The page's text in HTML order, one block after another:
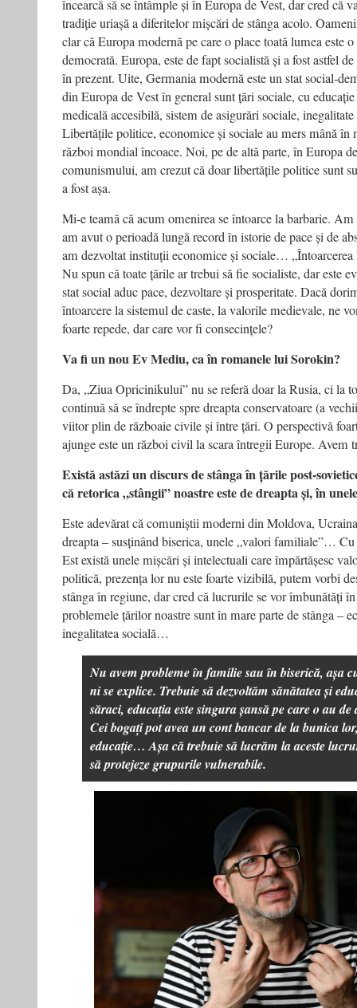
încearcă să se întâmple și în Europa de Vest, dar cred că
tradiție uriașă a diferitelor mișcări de stânga acolo.
clar că Europa modernă pe care o place toată lumea este
democrată. Europa, este de fapt socialistă și a fost astfel
în prezent. Uite, Germania modernă este un stat social-
din Europa de Vest în general sunt țări sociale, cu
medicală accesibilă, sistem de asigurări sociale,
Libertățile politice, economice și sociale au mers mână în
război mondial încoace. Noi, pe de altă parte, în Europa
comunismului, am crezut că doar libertățile politice sunt
a fost așa.
Mi-e teamă că acum omenirea se întoarce la barbarie.
am avut o perioadă lungă record în istorie de pace și de
am dezvoltat instituții economice și sociale… „Întoarcerea
Nu spun că toate țările ar trebui să fie socialiste, dar este
stat social aduc pace, dezvoltare și prosperitate. Dacă
întoarcere la sistemul de caste, la valorile medievale, ne
foarte repede, dar care vor fi consecințele?
Va fi un nou Ev Mediu, ca în romanele lui Sorokin?
Da, „Ziua Opricinikului” nu se referă doar la Rusia, ci la
continuă să se îndrepte spre dreapta conservatoare (a
viitor plin de războaie civile și între țări. O perspectivă
ajunge este un război civil la scara întregii Europe. Avem
Există astăzi un discurs de stânga în țările post-
că retorica „stângii” noastre este de dreapta și, în
Este adevărat că comuniștii moderni din Moldova,
dreapta – susținând biserica, unele „valori familiale”… Cu
Est există unele mișcări și intelectuali care împărtășesc
politică, prezența lor nu este foarte vizibilă, putem vorbi
stânga în regiune, dar cred că lucrurile se vor îmbunătăți
problemele țărilor noastre sunt în mare parte de stânga –
inegalitatea socială…
Nu avem probleme în familie sau în biserică, așa
ni se explice. Trebuie să dezvoltăm sănătatea și
săraci, educația este singura șansă pe care o au
Cei bogați pot avea un cont bancar de la bunica
educație… Așa că trebuie să lucrăm la aceste
să protejeze grupurile vulnerabile.